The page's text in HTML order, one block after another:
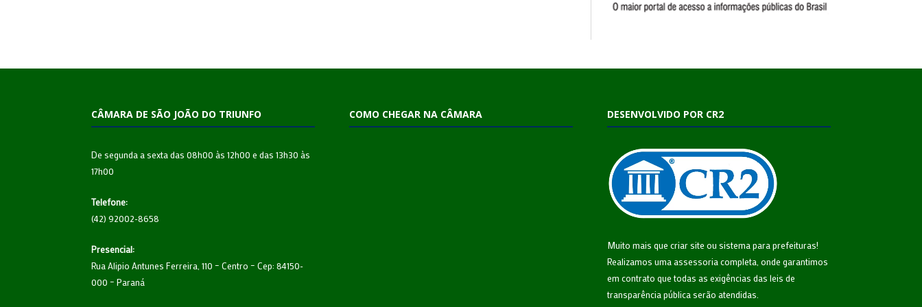
CÂMARA DE SÃO JOÃO DO TRIUNFO
De segunda a sexta das 08h00 às 12h00 e das 13h30 às
17h00
Telefone:
(42) 92002-8658
Presencial:
Rua Alipio Antunes Ferreira, 110 – Centro – Cep: 84150-
000 – Paraná
COMO CHEGAR NA CÂMARA DESENVOLVIDO POR CR2
Muito mais que criar site ou sistema para prefeituras!
Realizamos uma assessoria completa, onde garantimos
em contrato que todas as exigências das leis de
transparência pública serão atendidas.